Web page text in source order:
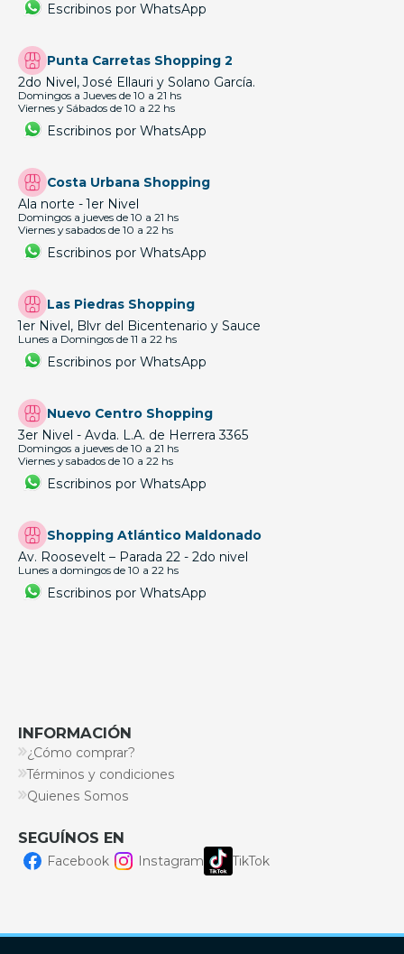
Escribinos por WhatsApp
Punta Carretas Shopping 2
2do Nivel, José Ellauri y Solano García.
Domingos a Jueves de 10 a 21 hs
Viernes y Sábados de 10 a 22 hs
Escribinos por WhatsApp
Costa Urbana Shopping
Ala norte - 1er Nivel
Domingos a jueves de 10 a 21 hs
Viernes y sabados de 10 a 22 hs
Escribinos por WhatsApp
Las Piedras Shopping
1er Nivel, Blvr del Bicentenario y Sauce
Lunes a Domingos de 11 a 22 hs
Escribinos por WhatsApp
Nuevo Centro Shopping
3er Nivel - Avda. L.A. de Herrera 3365
Domingos a jueves de 10 a 21 hs
Viernes y sabados de 10 a 22 hs
Escribinos por WhatsApp
Shopping Atlántico Maldonado
Av. Roosevelt – Parada 22 - 2do nivel
Lunes a domingos de 10 a 22 hs
Escribinos por WhatsApp
INFORMACIÓN
¿Cómo comprar?
Términos y condiciones
Quienes Somos
SEGUÍNOS EN
Facebook Instagram TikTok